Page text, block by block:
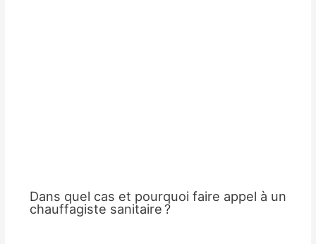
Dans quel cas et pourquoi faire appel à un
chauffagiste sanitaire ?